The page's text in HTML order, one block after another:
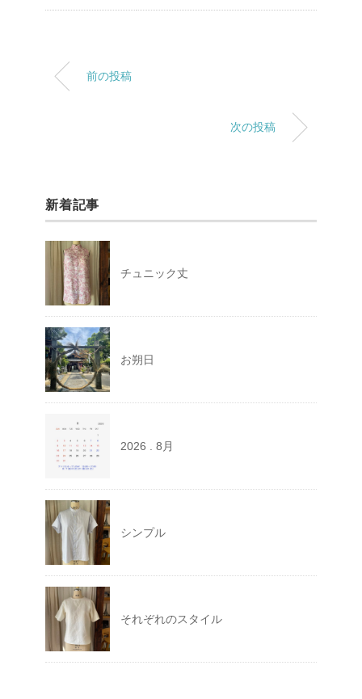
前の投稿
次の投稿
新着記事
チュニック丈
お朔日
2026 . 8月
シンプル
それぞれのスタイル